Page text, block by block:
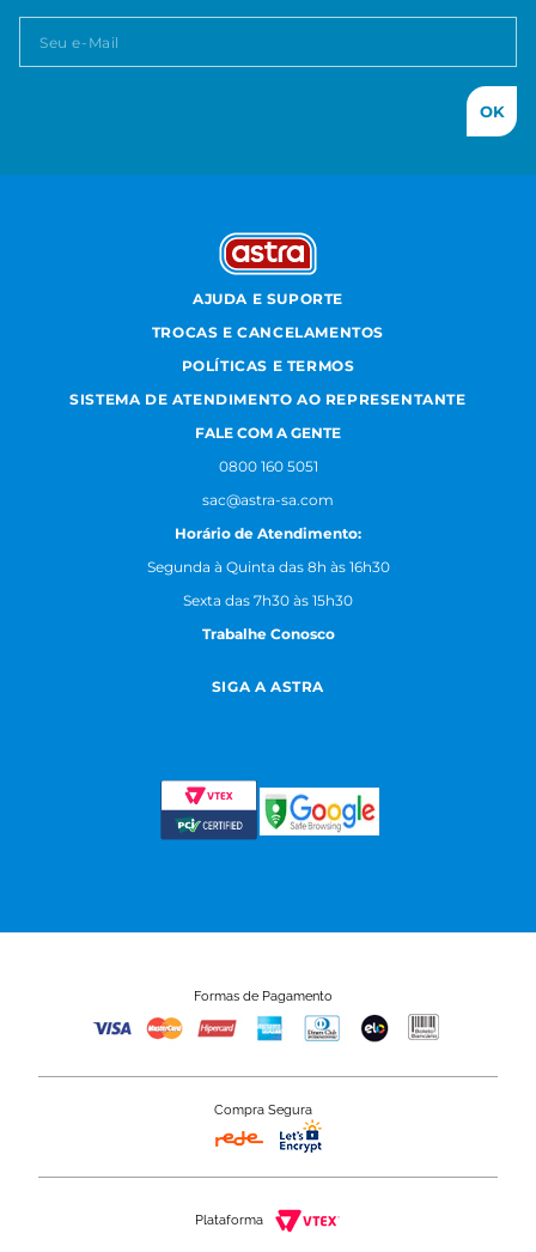
OK
AJUDA E SUPORTE
TROCAS E CANCELAMENTOS
POLÍTICAS E TERMOS
SISTEMA DE ATENDIMENTO AO REPRESENTANTE
FALE COM A GENTE
0800 160 5051
sac@astra-sa.com
Horário de Atendimento:
Segunda à Quinta das 8h às 16h30
Sexta das 7h30 às 15h30
Trabalhe Conosco
SIGA A ASTRA
Formas de Pagamento
Compra Segura
Plataforma